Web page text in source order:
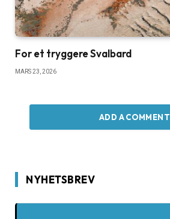
For et tryggere Svalbard
MARS 23, 2026
ADD A COMMENT
NYHETSBREV